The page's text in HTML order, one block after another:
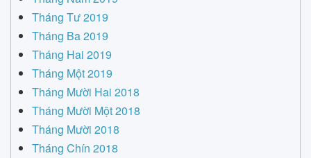
Tháng Tư 2019
Tháng Ba 2019
Tháng Hai 2019
Tháng Một 2019
Tháng Mười Hai 2018
Tháng Mười Một 2018
Tháng Mười 2018
Tháng Chín 2018